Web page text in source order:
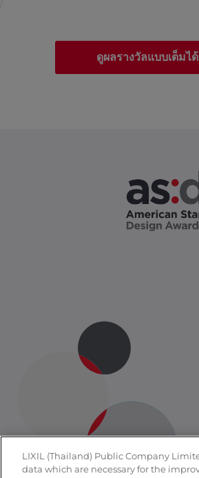
ดูผลรางวัลแบบเต็มไ
LIXIL (Thailand) Public Company
data which are necessary for the